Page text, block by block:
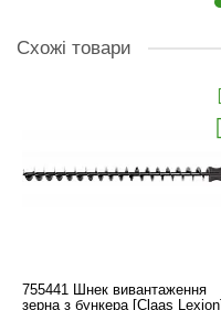
Схожі товари
755441 Шнек вивантаження
зерна з бункера [Claas Lexion]